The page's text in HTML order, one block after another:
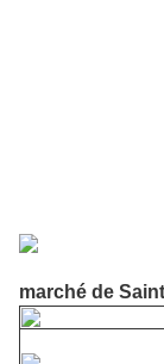
marché de